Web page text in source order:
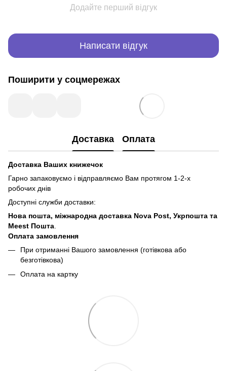
Додайте перший відгук
Написати відгук
Поширити у соцмережах
Доставка Оплата
Доставка Ваших книжечок
Гарно запаковуємо і відправляємо Вам протягом 1-2-х
робочих днів
Доступні служби доставки:
Нова пошта, міжнародна доставка Nova Post, Укрпошта та
Meest Пошта
Оплата замовлення
При отриманні Вашого замовлення (готівкова або
безготівкова)
Оплата на картку